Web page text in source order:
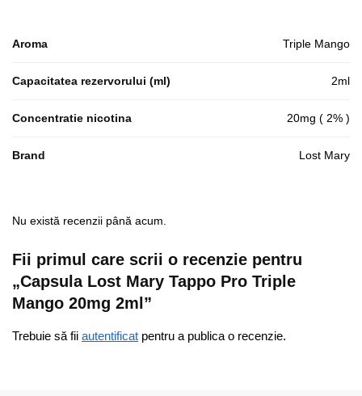
Aroma Triple Mango
Capacitatea rezervorului (ml) 2ml
Concentratie nicotina 20mg ( 2% )
Brand Lost Mary
Nu există recenzii până acum.
Fii primul care scrii o recenzie pentru
„Capsula Lost Mary Tappo Pro Triple
Mango 20mg 2ml”
Trebuie să fii autentificat pentru a publica o recenzie.